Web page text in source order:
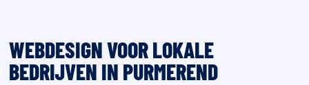
WEBDESIGN VOOR LOKALE
BEDRIJVEN IN PURMEREND